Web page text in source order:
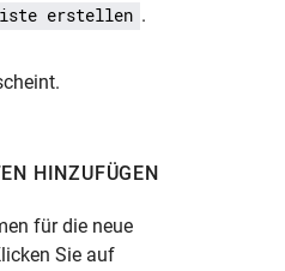
erstellen .
HINZUFÜGEN
für die neue
Sie auf